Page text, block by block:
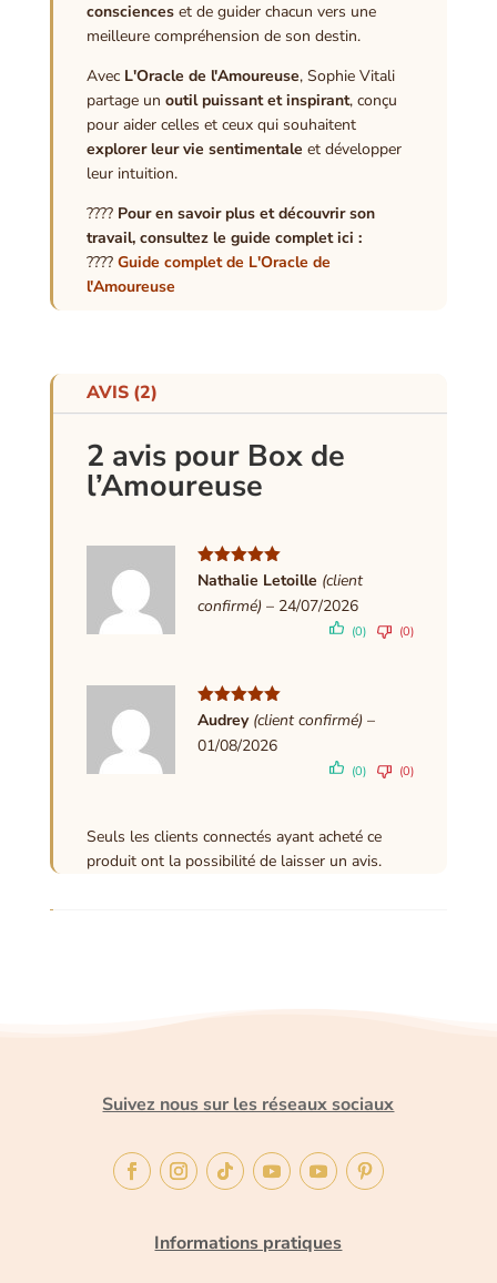
conscienceset de guider chacun vers une
meilleure compréhension de son destin.
Avec L'Oracle de l'Amoureuse, Sophie Vitali
partage un outil puissant et inspirant, conçu
pour aider celles et ceux qui souhaitent
explorer leur vie sentimentale et développer
leur intuition.
???? Pour en savoir plus et découvrir son
travail, consultez le guide complet ici :
???? Guide complet de L'Oracle de
l'Amoureuse
AVIS (2)
2 avis pour Box de
l’Amoureuse
Note5sur
Nathalie Letoille (client
confirmé) – 24/07/2026
(0) (0)
Note5sur
Audrey (client confirmé) –
01/08/2026
(0) (0)
Seuls les clients connectés ayant acheté ce
produit ont la possibilité de laisser un avis.
Suivez nous sur les réseaux sociaux
Informations pratiques